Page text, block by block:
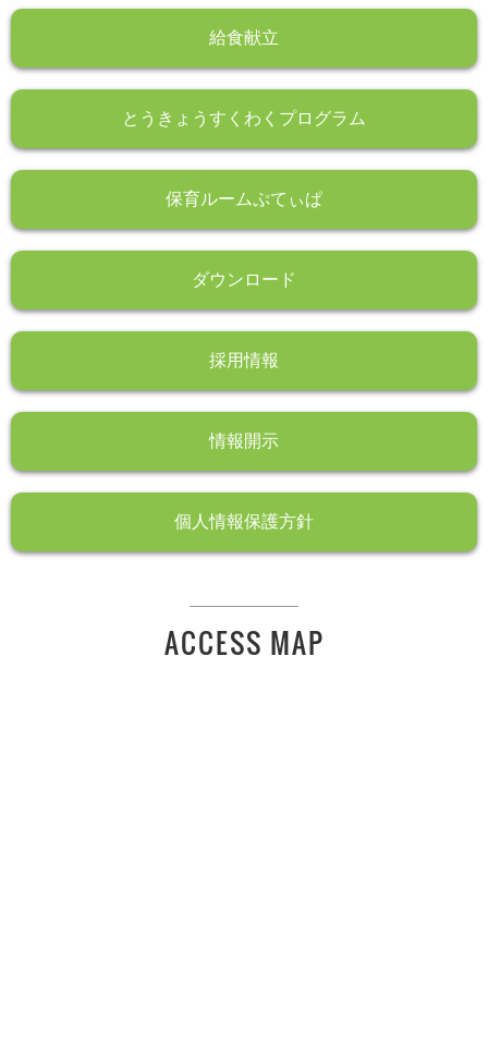
給食献立
とうきょうすくわくプログラム
保育ルームぷてぃぱ
ダウンロード
採用情報
情報開示
個人情報保護方針
ACCESS MAP